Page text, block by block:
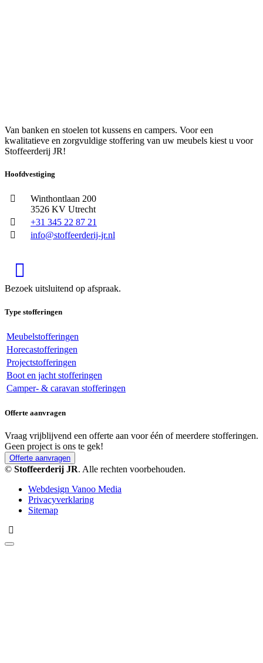
Van banken en stoelen tot kussens en campers. Voor een
kwalitatieve en zorgvuldige stoffering van uw meubels kiest u voor
Stoffeerderij JR!
Hoofdvestiging
Winthontlaan 200
3526 KV Utrecht
+31 345 22 87 21
info@stoffeerderij-jr.nl
Bezoek uitsluitend op afspraak.
Type stofferingen
Meubelstofferingen
Horecastofferingen
Projectstofferingen
Boot en jacht stofferingen
Camper- & caravan stofferingen
Offerte aanvragen
Vraag vrijblijvend een offerte aan voor één of meerdere stofferingen.
Geen project is ons te gek!
Offerte aanvragen
© Stoffeerderij JR. Alle rechten voorbehouden.
Webdesign Vanoo Media
Privacyverklaring
Sitemap